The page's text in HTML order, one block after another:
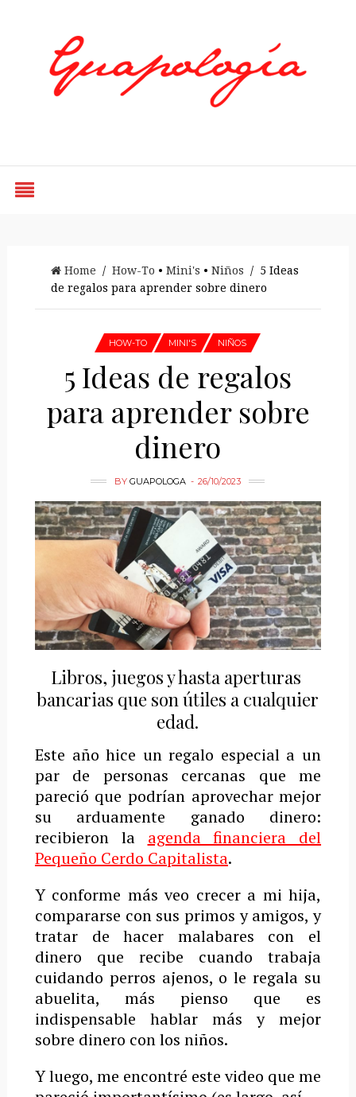
Home / How-To • Mini's • Niños / 5 Ideas
de regalos para aprender sobre dinero
HOW-TO MINI'S NIÑOS
5 Ideas de regalos
para aprender sobre
dinero
BYGUAPOLOGA 26/10/2023
Libros, juegos y hasta aperturas
bancarias que son útiles a cualquier
edad.
Este año hice un regalo especial a un
par de personas cercanas que me
pareció que podrían aprovechar mejor
su arduamente ganado dinero:
recibieron la agenda financiera del
Pequeño Cerdo Capitalista.
Y conforme más veo crecer a mi hija,
compararse con sus primos y amigos, y
tratar de hacer malabares con el
dinero que recibe cuando trabaja
cuidando perros ajenos, o le regala su
abuelita, más pienso que es
indispensable hablar más y mejor
sobre dinero con los niños.
Y luego, me encontré este video que me